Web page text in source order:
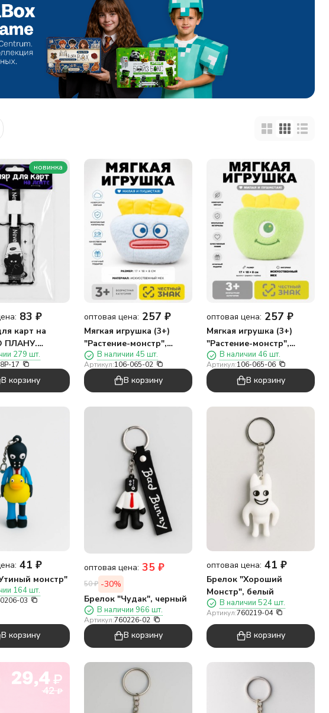
новинка
83 ₽
карт на
ПЛАНУ.
279 шт.
17
В корзину
оптовая цена: 257 ₽
Мягкая игрушка (3+)
"Растение-монстр",
синяя, 17 см
В наличии 45 шт.
Артикул:106-065-02
В корзину
оптовая цена: 257 ₽
Мягкая игрушка (3+)
"Растение-монстр",
зеленая, 17 см
В наличии 46 шт.
Артикул:106-065-06
В корзину
41 ₽
монстр"
164 шт.
03
В корзину
оптовая цена: 35 ₽
50₽ -30%
Брелок "Чудак", черный
В наличии 966 шт.
Артикул:760226-02
В корзину
оптовая цена: 41 ₽
Брелок "Хороший
Монстр", белый
В наличии 524 шт.
Артикул:760219-04
В корзину